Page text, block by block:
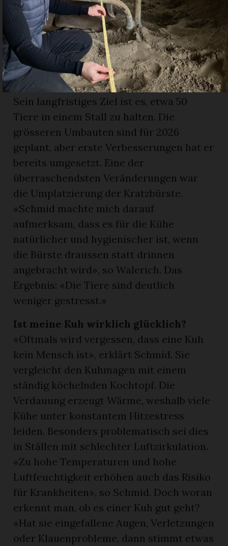
Schuwey Walerich, ebenfalls Bauer in
Jaun, suchte im Sommer 2024 den Rat
von Schmid. Vor 17 Jahren baute er seinen
Stall um, war aber nie vollständig
zufrieden. «Ich wusste, dass es besser
geht, aber nicht wie», erklärt Walerich.
Sein langfristiges Ziel ist es, etwa 50
Tiere in einem Stall zu halten. Die
grösseren Umbauten sind für 2026
geplant, aber erste Verbesserungen hat er
bereits umgesetzt. Eine der
überraschendsten Veränderungen war
die Umplatzierung der Kratzbürste.
«Schmid machte mich darauf
aufmerksam, dass es für die Kühe
natürlicher und hygienischer ist, wenn
die Bürste draussen statt drinnen
angebracht wird», so Walerich. Das
Ergebnis: «Die Tiere sind deutlich
weniger gestresst.»
Ist meine Kuh wirklich glücklich?
«Oftmals wird vergessen, dass eine Kuh
kein Mensch ist», erklärt Schmid. Sie
vergleicht den Kuhmagen mit einem
ständig köchelnden Kochtopf. Die
Verdauung erzeugt Wärme, weshalb viele
Kühe unter konstantem Hitzestress
leiden. Besonders problematisch sei dies
in Ställen mit schlechter Luftzirkulation.
«Zu hohe Temperaturen und hohe
Luftfeuchtigkeit erhöhen auch das Risiko
für Krankheiten», so Schmid. Doch woran
erkennt man, ob es einer Kuh gut geht?
«Hat sie eingefallene Augen, Verletzungen
oder Klauenprobleme, dann stimmt etwas